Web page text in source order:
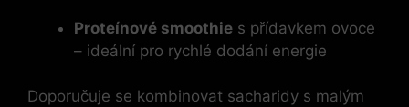
Proteínové smoothie s přídavkem ovoce
– ideální pro rychlé dodání energie
Doporučuje se kombinovat sacharidy s malým